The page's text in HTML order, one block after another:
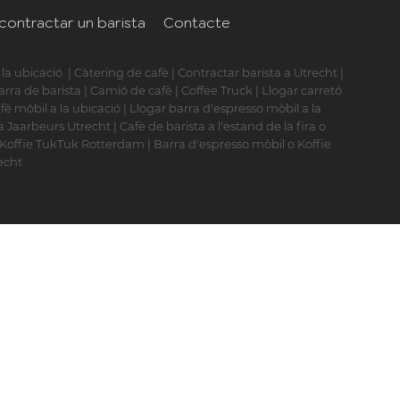
un barista Contacte
la ubicació | Càtering de cafè | Contractar barista a Utrecht |
de barista | Camió de cafè | Coffee Truck | Llogar carretó
mòbil a la ubicació | Llogar barra d'espresso mòbil a la
Jaarbeurs Utrecht | Cafè de barista a l'estand de la fira o
TukTuk Rotterdam | Barra d'espresso mòbil o Koffie